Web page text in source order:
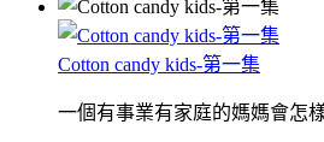
Cotton candy kids-第一集
一個有事業有家庭的媽媽會怎